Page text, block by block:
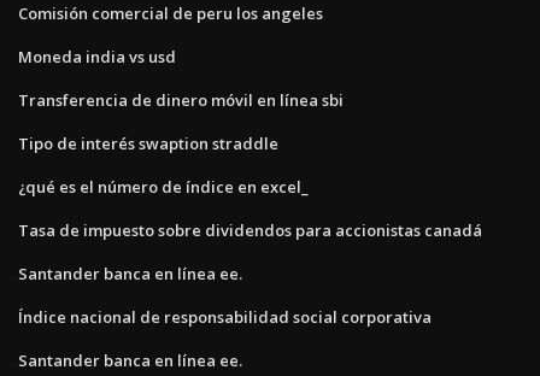
Comisión comercial de peru los angeles
Moneda india vs usd
Transferencia de dinero móvil en línea sbi
Tipo de interés swaption straddle
¿qué es el número de índice en excel_
Tasa de impuesto sobre dividendos para accionistas canadá
Santander banca en línea ee.
Índice nacional de responsabilidad social corporativa
Santander banca en línea ee.